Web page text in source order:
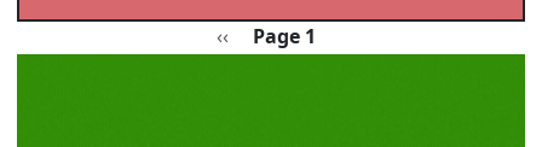
Page 1 الصفحة التالية
››